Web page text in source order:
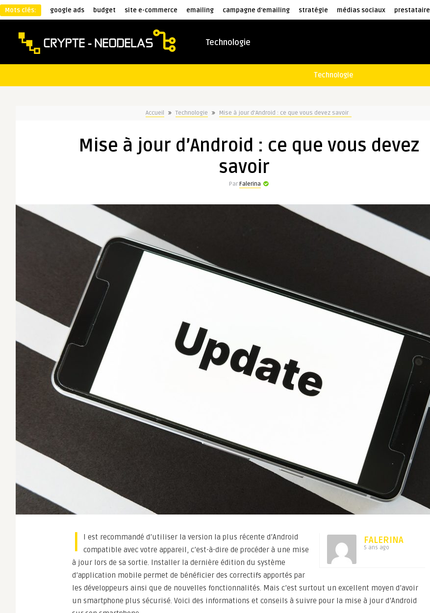
Mots clés: google ads budget site e-commerce emailing campagne d'emailing stratégie médias sociaux prestataire
Technologie
Technologie
Accueil Technologie Mise à jour d’Android : ce que vous devez savoir
Mise à jour d’Android : ce que vous devez
savoir
Par Falerina
FALERINA
5 ans ago
I
l est recommandé d’utiliser la version la plus récente d’Android
compatible avec votre appareil, c’est-à-dire de procéder à une mise
à jour lors de sa sortie. Installer la dernière édition du système
d’application mobile permet de bénéficier des correctifs apportés par
les développeurs ainsi que de nouvelles fonctionnalités. Mais c’est surtout un excellent moyen d’avoir
un smartphone plus sécurisé. Voici des informations et conseils à suivre pour la mise à jour d’Android